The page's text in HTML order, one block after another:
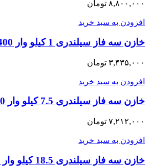
۸,۸۰۰,۰۰۰ تومان
افزودن به سبد خرید
خازن سه فاز سیلندری 1 کیلو وار 440/400 ولت PKC
۳,۴۳۵,۰۰۰ تومان
افزودن به سبد خرید
خازن سه فاز سیلندری 7.5 کیلو وار 440/400 ولت PKC
۷,۲۱۲,۰۰۰ تومان
افزودن به سبد خرید
خازن سه فاز سیلندری 18.5 کیلو وار 525 ولت PKC